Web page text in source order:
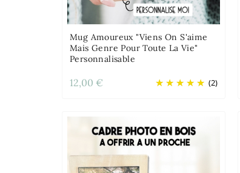
Mug Amoureux "Viens On S'aime
Mais Genre Pour Toute La Vie"
Personnalisable
(2)
12,00 €